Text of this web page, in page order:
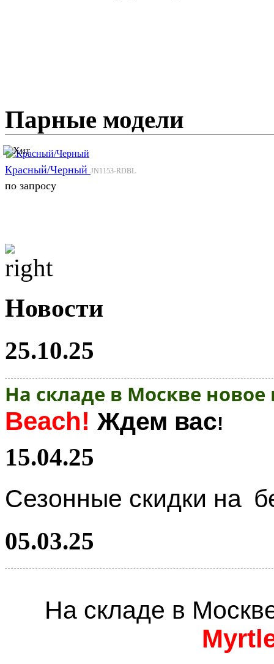
Парные модели
Красный/Черный JN1153-RDBL
по запросу
Новости
25.10.25
На складе в Москве
Beach! Ждем вас!
15.04.25
Сезонные скидки на
05.03.25
На складе в